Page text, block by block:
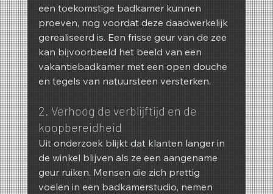
een toekomstige badkamer kunnen
proeven, nog voordat deze daadwerkelijk
gerealiseerd is. Een frisse geur van de zee
kan bijvoorbeeld het beeld van een
vakantiebadkamer met een open douche
en tegels van natuursteen versterken.
2. Verhoog de verblijftijd en de
koopbereidheid
Uit onderzoek blijkt dat klanten langer in
de winkel blijven als ze een aangename
geur ruiken. Mensen die zich prettig
voelen in een badkamerstudio, nemen